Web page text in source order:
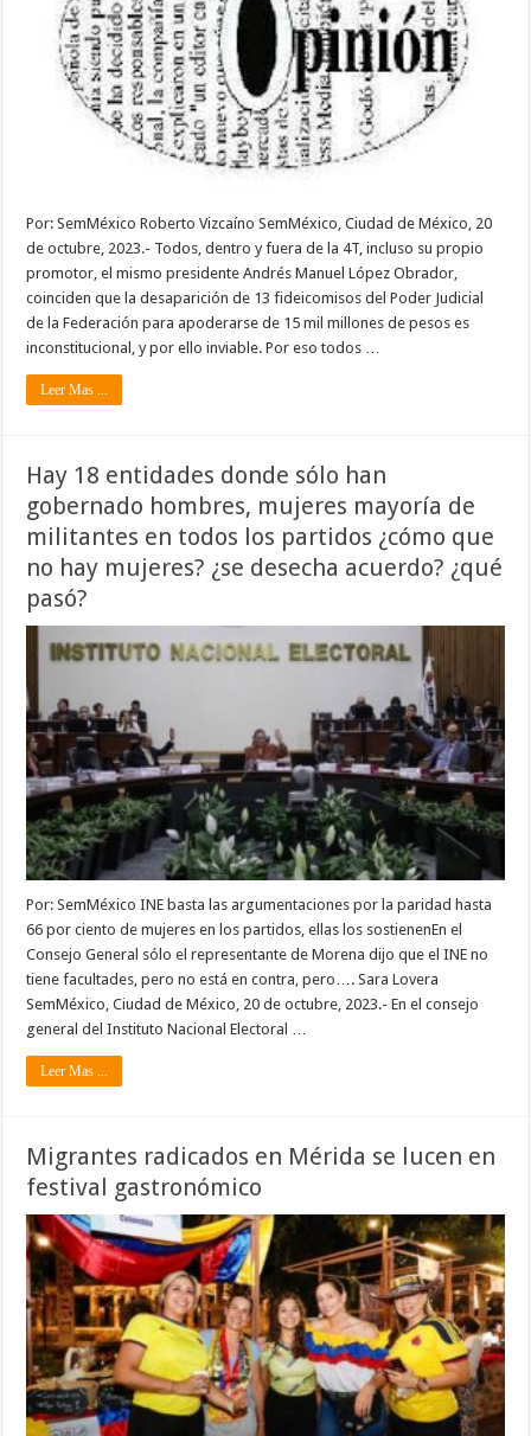
Por: SemMéxico Roberto Vizcaíno SemMéxico, Ciudad de México, 20
de octubre, 2023.- Todos, dentro y fuera de la 4T, incluso su propio
promotor, el mismo presidente Andrés Manuel López Obrador,
coinciden que la desaparición de 13 fideicomisos del Poder Judicial
de la Federación para apoderarse de 15 mil millones de pesos es
inconstitucional, y por ello inviable. Por eso todos …
Leer Mas ...
Hay 18 entidades donde sólo han
gobernado hombres, mujeres mayoría de
militantes en todos los partidos ¿cómo que
no hay mujeres? ¿se desecha acuerdo? ¿qué
pasó?
Por: SemMéxico INE basta las argumentaciones por la paridad hasta
66 por ciento de mujeres en los partidos, ellas los sostienenEn el
Consejo General sólo el representante de Morena dijo que el INE no
tiene facultades, pero no está en contra, pero…. Sara Lovera
SemMéxico, Ciudad de México, 20 de octubre, 2023.- En el consejo
general del Instituto Nacional Electoral …
Leer Mas ...
Migrantes radicados en Mérida se lucen en
festival gastronómico